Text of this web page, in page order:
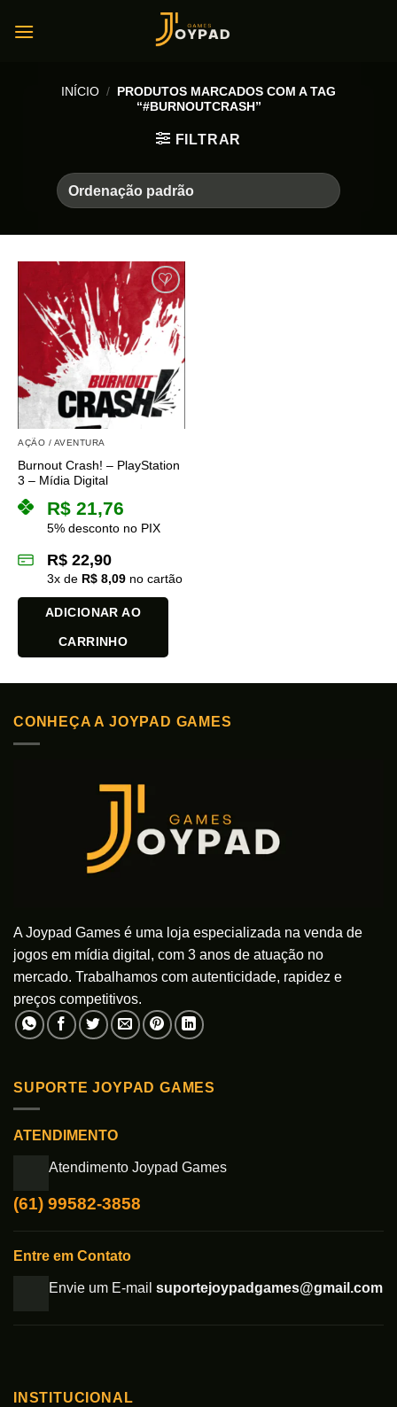
INÍCIO / PRODUTOS MARCADOS COM A TAG
“#BURNOUTCRASH”
FILTRAR
AÇÃO / AVENTURA
Burnout Crash! – PlayStation
3 – Mídia Digital
R$ 21,76
5% desconto no PIX
R$ 22,90
3x de R$ 8,09 no cartão
ADICIONAR AO
CARRINHO
CONHEÇA A JOYPAD GAMES
A Joypad Games é uma loja especializada na venda de
jogos em mídia digital, com 3 anos de atuação no
mercado. Trabalhamos com autenticidade, rapidez e
preços competitivos.
SUPORTE JOYPAD GAMES
ATENDIMENTO
Atendimento Joypad Games
(61) 99582-3858
Entre em Contato
Envie um E-mail suportejoypadgames@gmail.com
INSTITUCIONAL